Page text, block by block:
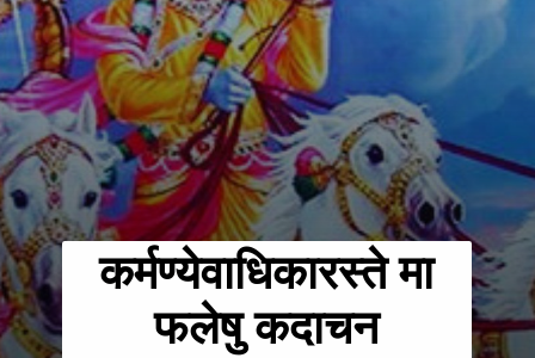
कर्मण्येवाधिकारस्ते मा
फलेषु कदाचन